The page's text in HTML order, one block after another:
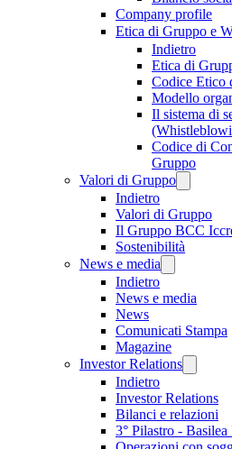
Company profile
Etica di Gruppo e
Indietro
Etica di
Codice Etico
Modello
Il sistema di
Codice di
Gruppo
Valori di Gruppo
Indietro
Valori di Gruppo
Il Gruppo BCC
Sostenibilità
News e media
Indietro
News e media
News
Comunicati Stampa
Magazine
Investor Relations
Indietro
Investor Relations
Bilanci e relazioni
3° Pilastro -